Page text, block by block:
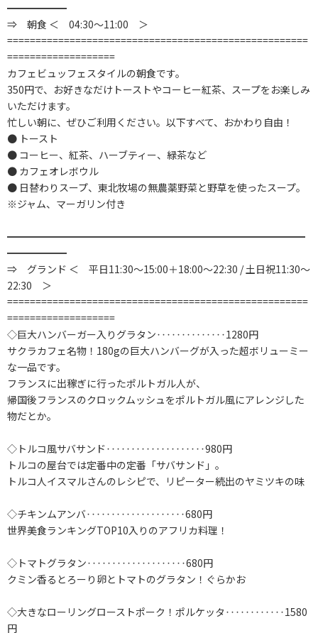
━━━━━━
⇒ 朝食 ＜ 04:30～11:00 ＞
=====================================================
===================
カフェビュッフェスタイルの朝食です。
350円で、お好きなだけトーストやコーヒー紅茶、スープをお楽しみ
いただけます。
忙しい朝に、ぜひご利用ください。以下すべて、おかわり自由！
● トースト
● コーヒー、紅茶、ハーブティー、緑茶など
● カフェオレボウル
● 日替わりスープ、東北牧場の無農薬野菜と野草を使ったスープ。
※ジャム、マーガリン付き
━━━━━━━━━━━━━━━━━━━━━━━━━━━━━━
━━━━━━
⇒ グランド ＜ 平日11:30～15:00＋18:00～22:30 / 土日祝11:30～
22:30 ＞
=====================================================
===================
◇巨大ハンバーガー入りグラタン‥‥‥‥‥‥‥1280円
サクラカフェ名物！180gの巨大ハンバーグが入った超ボリューミー
な一品です。
フランスに出稼ぎに行ったポルトガル人が、
帰国後フランスのクロックムッシュをポルトガル風にアレンジした
物だとか。
◇トルコ風サバサンド‥‥‥‥‥‥‥‥‥‥980円
トルコの屋台では定番中の定番「サバサンド」。
トルコ人イスマルさんのレシピで、リピーター続出のヤミツキの味
◇チキンムアンバ‥‥‥‥‥‥‥‥‥‥680円
世界美食ランキングTOP10入りのアフリカ料理！
◇トマトグラタン‥‥‥‥‥‥‥‥‥‥680円
クミン香るとろーり卵とトマトのグラタン！ぐらかお
◇大きなローリングローストポーク！ポルケッタ‥‥‥‥‥‥1580
円